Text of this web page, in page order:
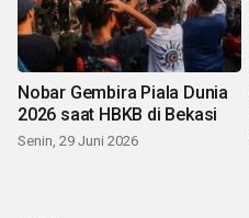
Nobar Gembira Piala Dunia
2026 saat HBKB di Bekasi
Senin, 29 Juni 2026